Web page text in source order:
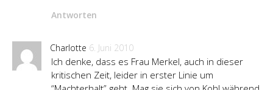
Antworten
Charlotte 6. Juni 2010
Ich denke, dass es Frau Merkel, auch in dieser
kritischen Zeit, leider in erster Linie um